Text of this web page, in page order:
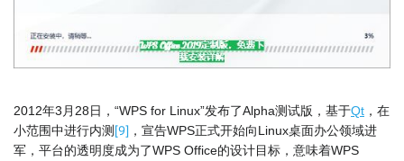
2012年3月28日，“WPS for Linux”发布了Alpha测试版，基于Qt ，在
小范围中进行内测 [9] ，宣告WPS正式开始向Linux桌面办公领域进
军，平台的透明度成为了WPS Office的设计目标，意味着WPS